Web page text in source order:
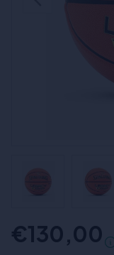
€130,00